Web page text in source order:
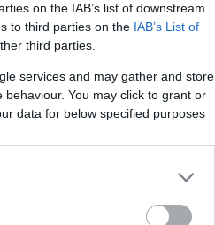
on the IAB’s list of downstream
to third parties on the IAB’s List of
third parties.
services and may gather and store
You may click to grant or
data for below specified purposes
magát,
flört
egy
a